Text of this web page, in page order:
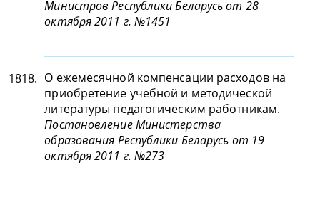
Министров Республики Беларусь от 28
октября 2011 г. №1451
1818. О ежемесячной компенсации расходов на
приобретение учебной и методической
литературы педагогическим работникам.
Постановление Министерства
образования Республики Беларусь от 19
октября 2011 г. №273